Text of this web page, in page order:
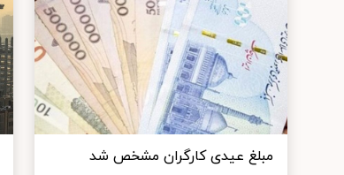
مبلغ عیدی کارگران مشخص شد